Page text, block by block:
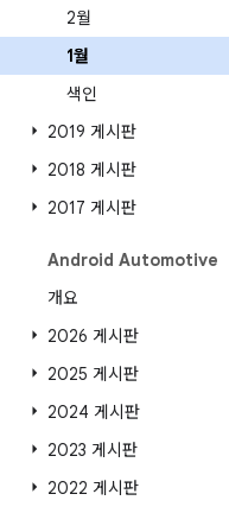
2월
1월
색인
2019 게시판
2018 게시판
2017 게시판
Android Automotive
개요
2026 게시판
2025 게시판
2024 게시판
2023 게시판
2022 게시판